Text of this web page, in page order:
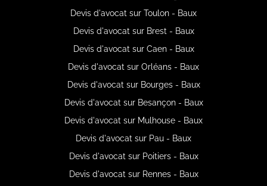
Devis d'avocat sur Toulon - Baux
Devis d'avocat sur Brest - Baux
Devis d'avocat sur Caen - Baux
Devis d'avocat sur Orléans - Baux
Devis d'avocat sur Bourges - Baux
Devis d'avocat sur Besançon - Baux
Devis d'avocat sur Mulhouse - Baux
Devis d'avocat sur Pau - Baux
Devis d'avocat sur Poitiers - Baux
Devis d'avocat sur Rennes - Baux